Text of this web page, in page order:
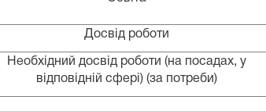
Досвід роботи
Необхідний досвід роботи (на посадах, у
відповідній сфері) (за потреби)